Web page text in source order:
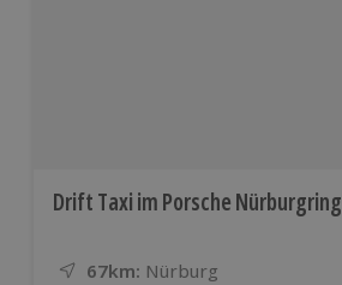
Drift Taxi im Porsche
67km: Entfernung
Standort
Nürburg